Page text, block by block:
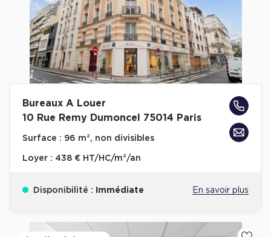
Achat de Commerces
Achat de Commerces à Nîmes
Achat de Commerces à Toulouse
Achat de Commerces à Marseille
Bureaux privés à Paris
Bureaux privés à Marseille
Bureaux A Louer
10 Rue Remy Dumoncel 75014 Paris
Surface : 96 m², non divisibles
Loyer : 438 € HT/HC/m²/an
Disponibilité : Immédiate En savoir plus